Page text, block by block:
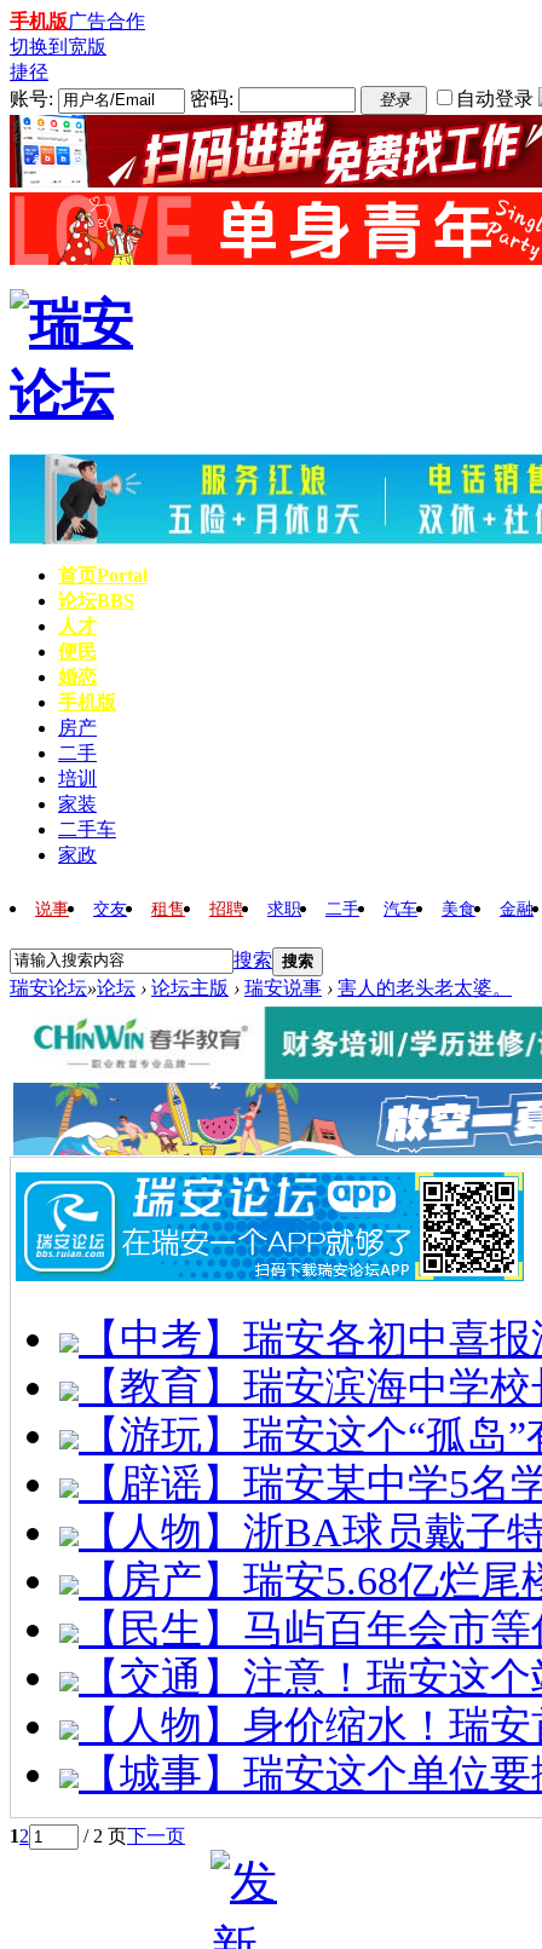
手机版广告合作
切换到宽版
捷径
账号:
密码: 登录 自动登录
首页Portal
论坛BBS
人才
便民
婚恋
手机版
房产
二手
培训
家装
二手车
家政
说事 交友 租售 招聘 求职 二手 汽车 美食 金融
搜索 搜索
瑞安论坛»论坛 › 论坛主版 › 瑞安说事 › 害人的老头老太婆。
【中考】瑞安各初中喜
【教育】瑞安滨海中学
【游玩】瑞安这个“孤岛
【辟谣】瑞安某中学5名
【人物】浙BA球员戴子
【房产】瑞安5.68亿烂
【民生】马屿百年会市
【交通】注意！瑞安这
【人物】身价缩水！瑞
【城事】瑞安这个单位
12 / 2 页下一页